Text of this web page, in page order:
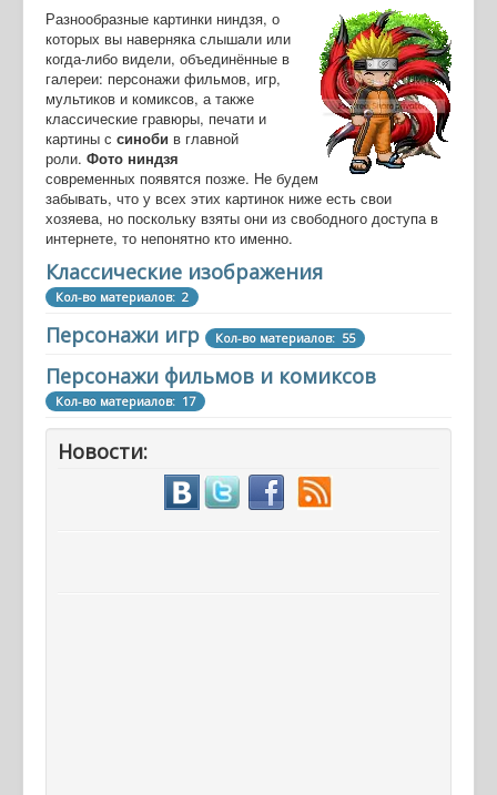
Разнообразные картинки ниндзя, о
которых вы наверняка слышали или
когда-либо видели, объединённые в
галереи: персонажи фильмов, игр,
мультиков и комиксов, а также
классические гравюры, печати и
картины с синоби в главной
роли. Фото ниндзя
современных появятся позже. Не будем
забывать, что у всех этих картинок ниже есть свои
хозяева, но поскольку взяты они из свободного доступа в
интернете, то непонятно кто именно.
Классические изображения
Кол-во материалов: 2
Персонажи игр Кол-во материалов: 55
Персонажи фильмов и комиксов
Кол-во материалов: 17
Новости: